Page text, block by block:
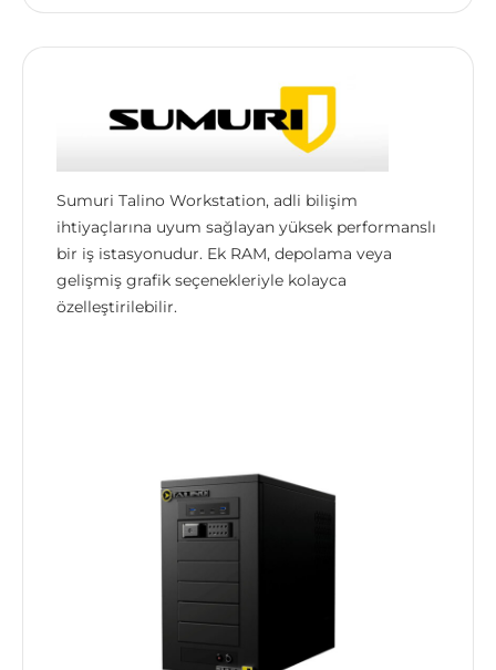
Sumuri Talino Workstation, adli bilişim
ihtiyaçlarına uyum sağlayan yüksek performanslı
bir iş istasyonudur. Ek RAM, depolama veya
gelişmiş grafik seçenekleriyle kolayca
özelleştirilebilir.